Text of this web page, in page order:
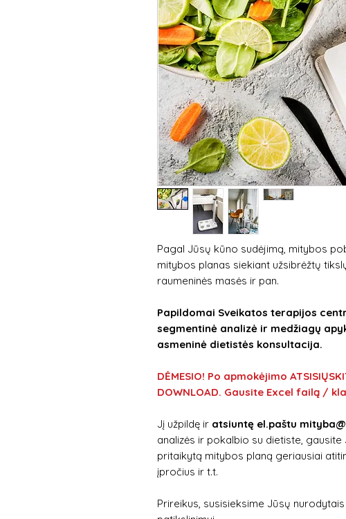
Pagal Jūsų kūno sudėjimą, mitybos
mitybos planas siekiant užsibrėžtų
raumeninės masės ir pan.
Papildomai Sveikatos terapijos
segmentinė analizė ir medžiagų
asmeninė dietistės konsultacija.
DĖMESIO! Po apmokėjimo
DOWNLOAD. Gausite Excel failą /
Jį užpildę ir atsiuntę el.paštu
analizės ir pokalbio su dietiste,
pritaikytą mitybos planą geriausiai
įpročius ir t.t.
Prireikus, susisieksime Jūsų